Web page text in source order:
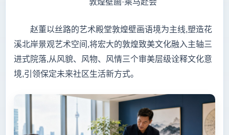
敦煌壁画·乘马赴会
赵董以丝路的艺术殿堂敦煌壁画语境为主线,塑造花
溪北岸景观艺术空间,将宏大的敦煌致美文化融入主轴三
进式院落,从风貌、风物、风情三个审美层级诠释文化意
境,引领保定未来社区生活新方式。